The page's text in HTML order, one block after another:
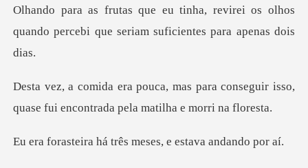
evirei os olhos
quando percebi que ser
ara conseguir isso,
quase fui encont
á três meses, e est